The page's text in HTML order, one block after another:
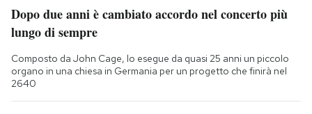
Dopo due anni è cambiato accordo nel concerto più
lungo di sempre
Composto da John Cage, lo esegue da quasi 25 anni un piccolo
organo in una chiesa in Germania per un progetto che finirà nel
2640